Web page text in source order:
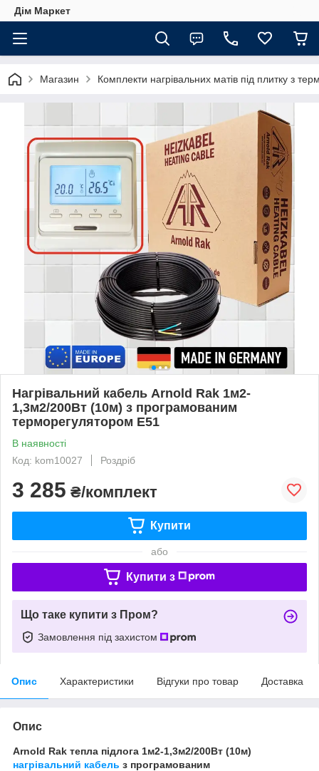
Дім Маркет
Магазин Комплекти нагрівальних матів під плитку з
Нагрівальний кабель Arnold Rak 1м2-
1,3м2/200Вт (10м) з програмованим
терморегулятором E51
В наявності
Код: kom10027
Роздріб
3 285 ₴/комплект
Купити
або
Купити з
Що таке купити з Пром?
Замовлення під захистом
Опис Характеристики Відгуки про товар Доставка
Опис
Arnold Rak тепла підлога 1м2-1,3м2/200Вт (10м)
нагрівальний кабель з програмованим